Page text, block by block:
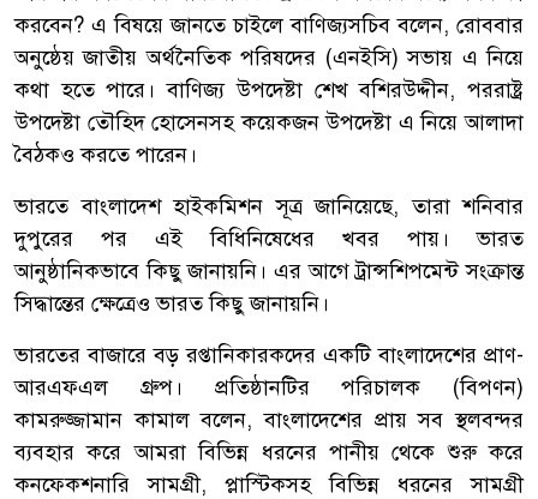
করবেন? এ বিষয়ে জানতে চাইলে বাণিজ্যসচিব বলেন, রোববার
অনুষ্ঠেয় জাতীয় অর্থনৈতিক পরিষদের (এনইসি) সভায় এ নিয়ে
কথা হতে পারে। বাণিজ্য উপদেষ্টা শেখ বশিরউদ্দীন, পররাষ্ট্র
উপদেষ্টা তৌহিদ হোসেনসহ কয়েকজন উপদেষ্টা এ নিয়ে আলাদা
বৈঠকও করতে পারেন।
ভারতে বাংলাদেশ হাইকমিশন সূত্র জানিয়েছে, তারা শনিবার
দুপুরের পর এই বিধিনিষেধের খবর পায়। ভারত
আনুষ্ঠানিকভাবে কিছু জানায়নি। এর আগে ট্রান্সশিপমেন্ট সংক্রান্ত
সিদ্ধান্তের ক্ষেত্রেও ভারত কিছু জানায়নি।
ভারতের বাজারে বড় রপ্তানিকারকদের একটি বাংলাদেশের প্রাণ-
আরএফএল গ্রুপ। প্রতিষ্ঠানটির পরিচালক (বিপণন)
কামরুজ্জামান কামাল বলেন, বাংলাদেশের প্রায় সব স্থলবন্দর
ব্যবহার করে আমরা বিভিন্ন ধরনের পানীয় থেকে শুরু করে
কনফেকশনারি সামগ্রী, প্লাস্টিকসহ বিভিন্ন ধরনের সামগ্রী